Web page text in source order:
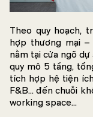
Theo quy hoạch,
hợp thương mại
nằm tại cửa ngõ
quy mô 5 tầng,
tích hợp hệ tiện
F&B… đến chuỗi
working space…